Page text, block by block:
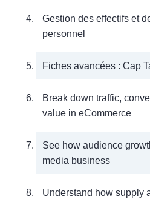
Gestion des effectifs et
personnel
Fiches avancées : Cap
Break down traffic,
value in eCommerce
See how audience
media business
Understand how supply